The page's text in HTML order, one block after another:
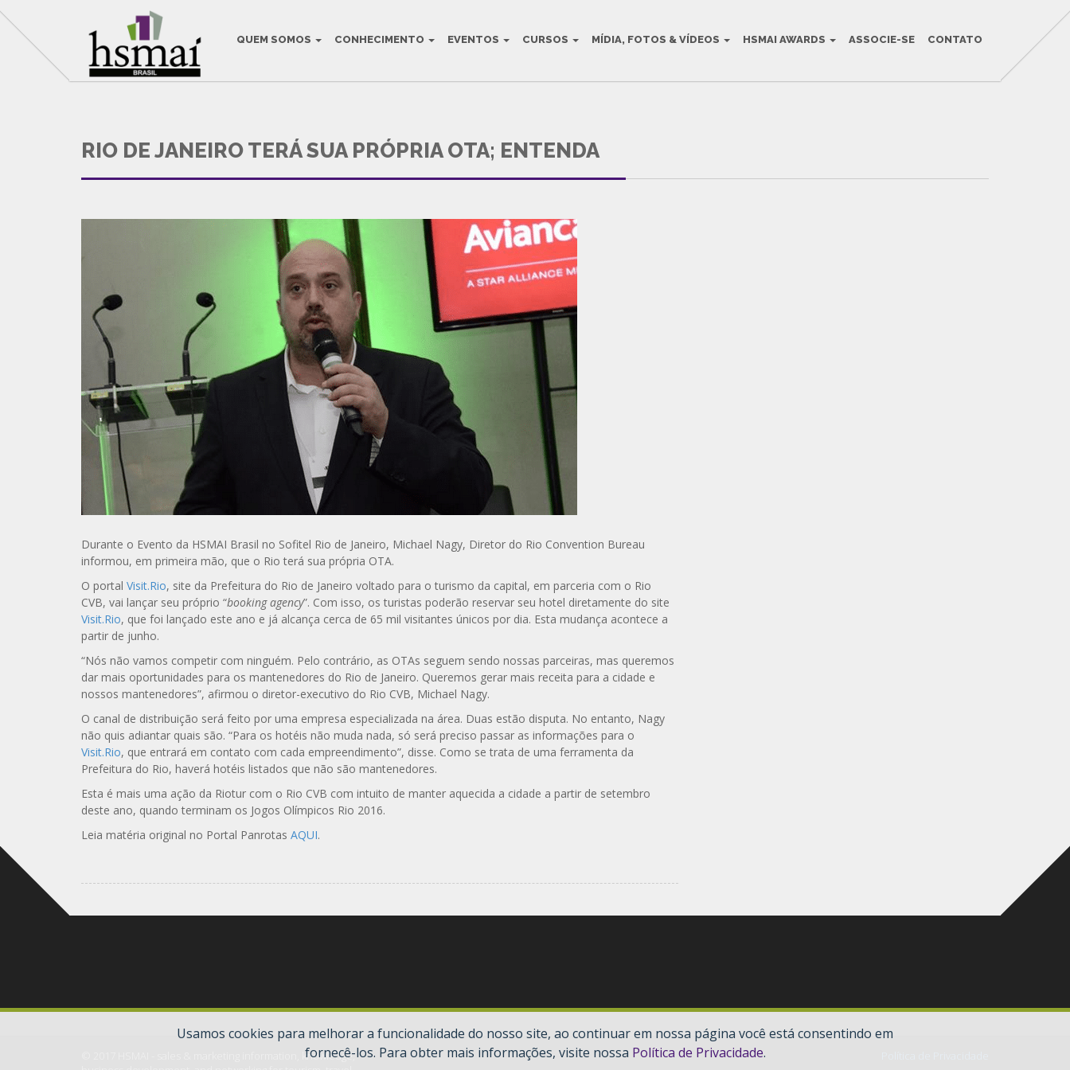
QUEM SOMOS CONHECIMENTO EVENTOS CURSOS MÍDIA, FOTOS & VÍDEOS HSMAI AWARDS ASSOCIE-SE CONTATO
THIS IS THE DEFAULT BLOG TITLE
HSMAI Brasil na Mídia
RIO DE JANEIRO TERÁ SUA PRÓPRIA OTA; ENTENDA
Durante o Evento da HSMAI Brasil no Sofitel Rio de Janeiro, Michael Nagy, Diretor do Rio Convention Bureau
informou, em primeira mão, que o Rio terá sua própria OTA.
O portal Visit.Rio, site da Prefeitura do Rio de Janeiro voltado para o turismo da capital, em parceria com o Rio
CVB, vai lançar seu próprio “booking agency”. Com isso, os turistas poderão reservar seu hotel diretamente do site
Visit.Rio, que foi lançado este ano e já alcança cerca de 65 mil visitantes únicos por dia. Esta mudança acontece a
partir de junho.
“Nós não vamos competir com ninguém. Pelo contrário, as OTAs seguem sendo nossas parceiras, mas queremos
dar mais oportunidades para os mantenedores do Rio de Janeiro. Queremos gerar mais receita para a cidade e
nossos mantenedores”, afirmou o diretor-executivo do Rio CVB, Michael Nagy.
O canal de distribuição será feito por uma empresa especializada na área. Duas estão disputa. No entanto, Nagy
não quis adiantar quais são. “Para os hotéis não muda nada, só será preciso passar as informações para o
Visit.Rio, que entrará em contato com cada empreendimento”, disse. Como se trata de uma ferramenta da
Prefeitura do Rio, haverá hotéis listados que não são mantenedores.
Esta é mais uma ação da Riotur com o Rio CVB com intuito de manter aquecida a cidade a partir de setembro
deste ano, quando terminam os Jogos Olímpicos Rio 2016.
Leia matéria original no Portal Panrotas AQUI.
Usamos cookies para melhorar a funcionalidade do nosso site, ao continuar em nossa página você está consentindo em
fornecê-los. Para obter mais informações, visite nossa Política de Privacidade.
© 2017 HSMAI - sales & marketing information, knowledge,